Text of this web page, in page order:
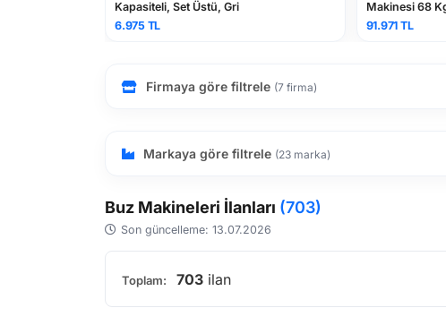
Kapasiteli, Set Üstü, Gri
Makinesi 68 Kg
9805.OKB68.A0
Firmaya göre filtrele (7 firma)
Markaya göre filtrele (23 marka)
Buz Makineleri İlanları (703)
Son güncelleme: 13.07.2026
Toplam: 703 ilan